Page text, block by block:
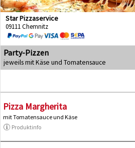
Star Pizzaservice
09111 Chemnitz
Party-Pizzen
jeweils mit Käse und Tomatensauce
Pizza Margherita
mit Tomatensauce und Käse
Produktinfo